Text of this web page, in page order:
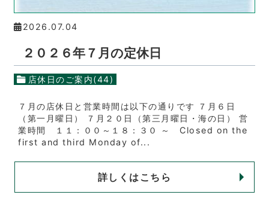
2026.07.04
２０２６年７月の定休日
店休日のご案内(44)
７月の店休日と営業時間は以下の通りです ７月６日
（第一月曜日） ７月２０日（第三月曜日・海の日） 営
業時間 １１：００～１８：３０ ～ Closed on the
first and third Monday of...
詳しくはこちら